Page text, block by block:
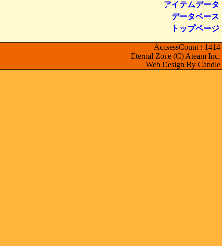
アイテムデータ
データベース
トップページ
AccsessCount : 1414
Eternal Zone (C) Ateam Inc.
Web Design By Candle